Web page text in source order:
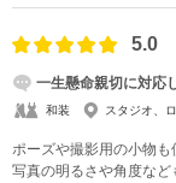
5.0
一生懸命親切に対応
和装 スタジオ、
ポーズや撮影用の小物も
写真の明るさや角度な